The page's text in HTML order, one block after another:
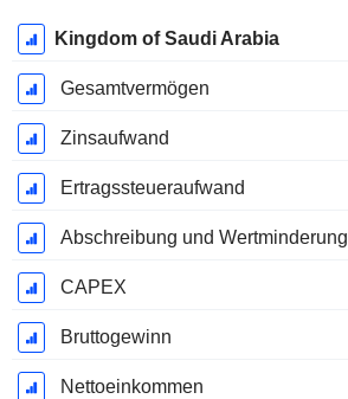
Ende d.
Geschäftsjahres:
Dezember
Kingdom of Saudi Arabia
Gesamtvermögen
Zinsaufwand
Ertragssteueraufwand
Abschreibung und Wertminderung
CAPEX
Bruttogewinn
Nettoeinkommen